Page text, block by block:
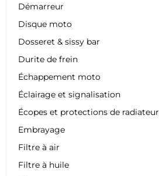
Démarreur
Disque moto
Dosseret & sissy bar
Durite de frein
Échappement moto
Éclairage et signalisation
Écopes et protections de radiateur
Embrayage
Filtre à air
Filtre à huile